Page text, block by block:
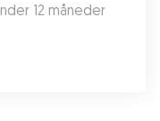
12 måneder